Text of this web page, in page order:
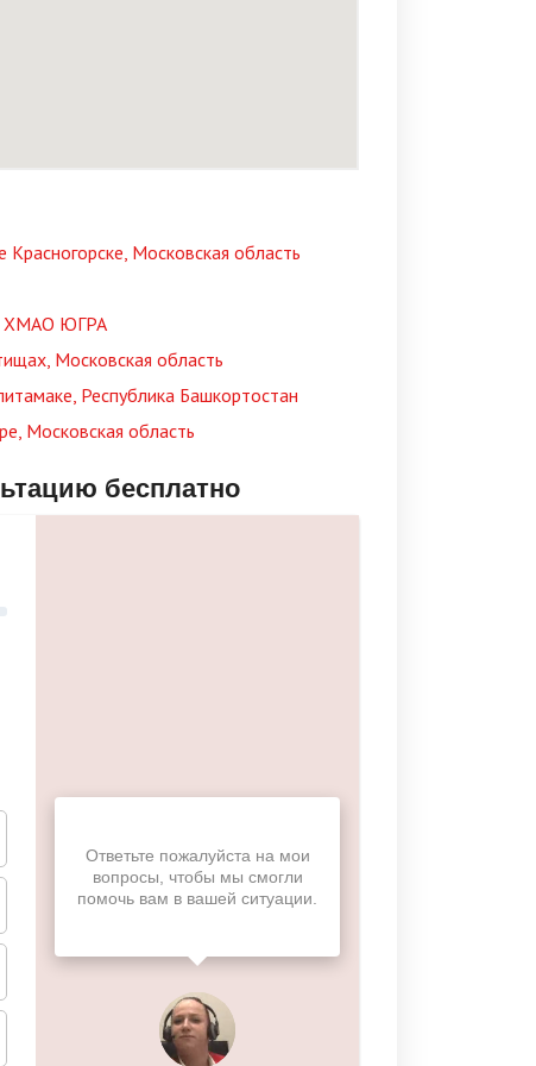
Московская область
ХМАО ЮГРА
Московская область
Республика Башкортостан
Московская область
бесплатно